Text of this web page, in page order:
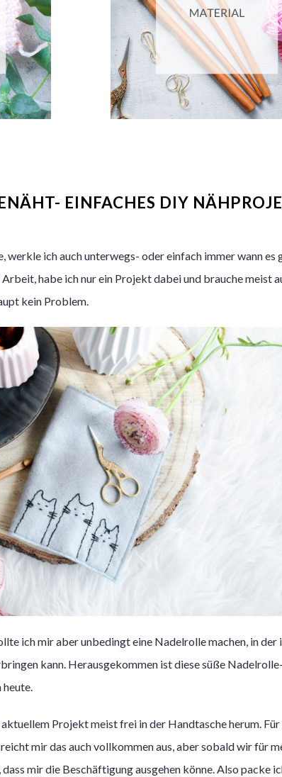
EINFACHES DIY
werkle ich auch unterwegs- oder einfach immer wann es
habe ich nur ein Projekt dabei und brauche meist
kein Problem.
ich mir aber unbedingt eine Nadelrolle machen, in der
kann. Herausgekommen ist diese süße
heute.
Projekt meist frei in der Handtasche herum. Für
mir das auch vollkommen aus, aber sobald wir für
mir die Beschäftigung ausgehen könne. Also packe